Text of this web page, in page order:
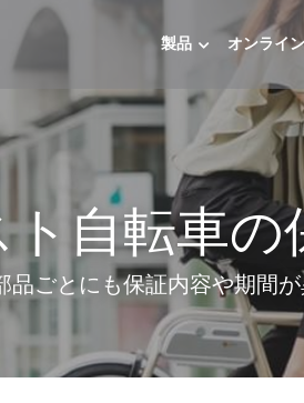
製品 オンライ
自転車の
品ごとにも保証内容や期間